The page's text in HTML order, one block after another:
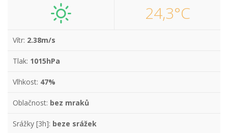
24,3°C
Vítr: 2.38m/s
Tlak: 1015hPa
Vlhkost: 47%
Oblačnost: bez mraků
Srážky [3h]: beze srážek